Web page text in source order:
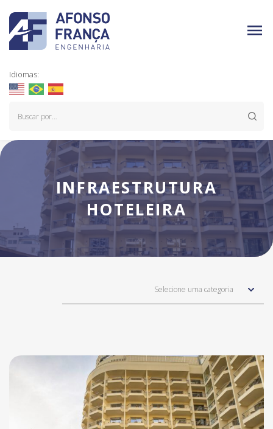
Idiomas:
INFRAESTRUTURA
HOTELEIRA
Selecione uma categoria